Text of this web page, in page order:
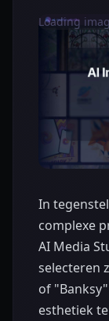
Loading
In
complexe
AI Media
selecteren
of
esthetiek